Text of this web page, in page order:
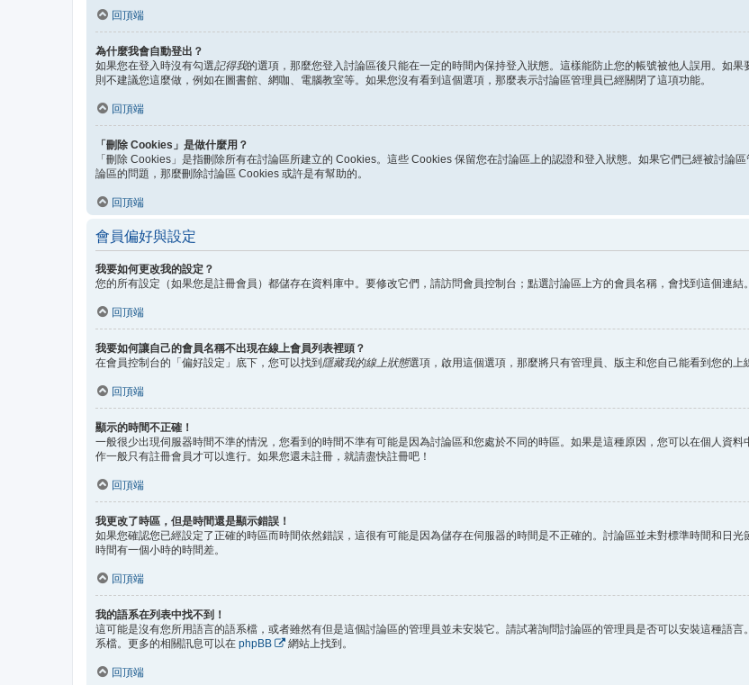
回頂端
為什麼我會自動登出？
如果您在登入時沒有勾選記得我的選項，那麼您登入討論區後只能在一定的時間內保持登入狀態。這樣能防止您的帳號被他人誤用。如果
則不建議您這麼做，例如在圖書館、網咖、電腦教室等。如果您沒有看到這個選項，那麼表示討論區管理員已經關閉了這項功能。
回頂端
「刪除 Cookies」是做什麼用？
「刪除 Cookies」是指刪除所有在討論區所建立的 Cookies。這些 Cookies 保留您在討論區上的認證和登入狀態。如果它們已經被討論
論區的問題，那麼刪除討論區 Cookies 或許是有幫助的。
回頂端
會員偏好與設定
我要如何更改我的設定？
您的所有設定（如果您是註冊會員）都儲存在資料庫中。要修改它們，請訪問會員控制台；點選討論區上方的會員名稱，會找到這個連結
回頂端
我要如何讓自己的會員名稱不出現在線上會員列表裡頭？
在會員控制台的「偏好設定」底下，您可以找到隱藏我的線上狀態選項，啟用這個選項，那麼將只有管理員、版主和您自己能看到您的上
回頂端
顯示的時間不正確！
一般很少出現伺服器時間不準的情況，您看到的時間不準有可能是因為討論區和您處於不同的時區。如果是這種原因，您可以在個人資
作一般只有註冊會員才可以進行。如果您還未註冊，就請盡快註冊吧！
回頂端
我更改了時區，但是時間還是顯示錯誤！
如果您確認您已經設定了正確的時區而時間依然錯誤，這很有可能是因為儲存在伺服器的時間是不正確的。討論區並未對標準時間和日
時間有一個小時的時間差。
回頂端
我的語系在列表中找不到！
這可能是沒有您所用語言的語系檔，或者雖然有但是這個討論區的管理員並未安裝它。請試著詢問討論區的管理員是否可以安裝這種語
系檔。更多的相關訊息可以在 phpBB 網站上找到。
回頂端